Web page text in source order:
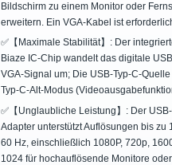
Bildschirm zu einem Monitor oder
erweitern. Ein VGA-Kabel ist
✅【Maximale Stabilität】: Der
Biaze IC-Chip wandelt das digitale
VGA-Signal um; Die USB-Typ-C-
Typ-C-Alt-Modus
✅【Unglaubliche Leistung】: Der
Adapter unterstützt Auflösungen bis zu
60 Hz, einschließlich 1080P, 720p,
1024 für hochauflösende Monitore